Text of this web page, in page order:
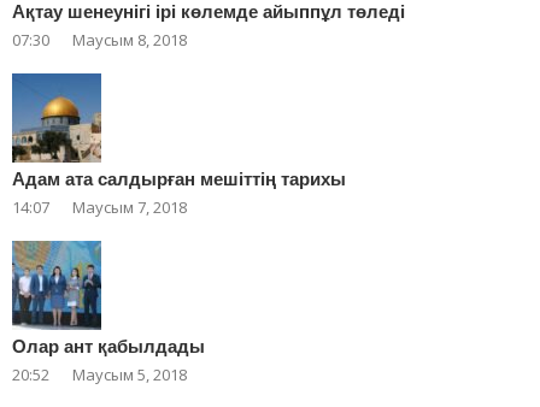
Ақтау шенеунігі ірі көлемде айыппұл төледі
07:30 Маусым 8, 2018
Адам ата салдырған мешіттің тарихы
14:07 Маусым 7, 2018
Олар ант қабылдады
20:52 Маусым 5, 2018